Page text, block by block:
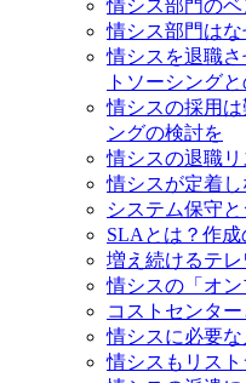
情シス部門の
情シス部門は
情シスを退職
トソーシング
情シスの採用
ングの検討を
情シスの退職リ
情シスが定着し
システム保守
SLAとは？作
増え続けるテレ
情シスの「オ
コストセンタ
情シスに必要
情シスもリス